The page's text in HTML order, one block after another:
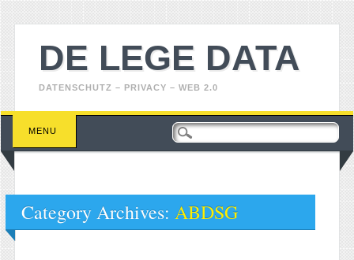
DE LEGE DATA
DATENSCHUTZ – PRIVACY – WEB 2.0
Main menu
Skip
content
MENU
Category Archives: ABDSG